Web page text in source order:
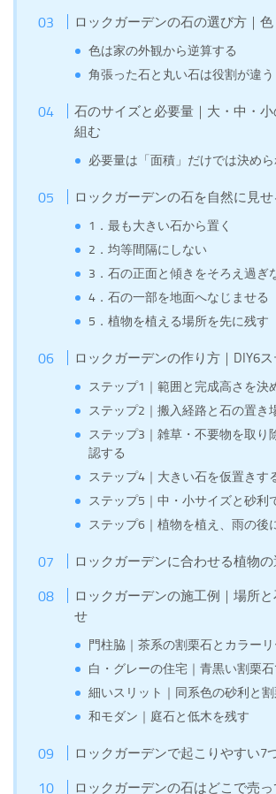
ロックガーデンの石の選び方｜
色は家の外観から逆算する
角張った石と丸い石は役割が違う
石のサイズと必要量｜大・中・
組む
必要量は「面積」だけでは決め
ロックガーデンの石を自然に見せ
1．最も大きい石から置く
2．均等間隔にしない
3．石の正面と傾きをそろえ過ぎ
4．石の一部を地面へなじませる
5．植物を植える場所を先に残す
ロックガーデンの作り方｜DIY6
ステップ1｜範囲と完成高さを決
ステップ2｜搬入経路と石の置き
ステップ3｜雑草・不要物を取り
認する
ステップ4｜大きい石を仮置きす
ステップ5｜中・小サイズと砂利
ステップ6｜植物を植え、雨の後
ロックガーデンに合わせる植物
ロックガーデンの施工例｜場所
せ
門柱脇｜茶系の割栗石とカラーリ
白・グレーの住宅｜青黒い割栗
細いスリット｜同系色の砂利と
和モダン｜庭石と低木を残す
ロックガーデンで起こりやすい7
ロックガーデンの石はどこで売っ